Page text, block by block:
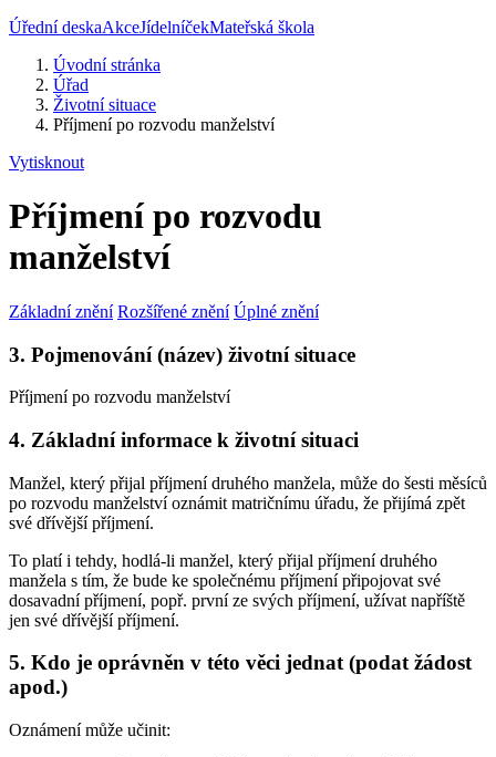
Úřední deskaAkceJídelníčekMateřská škola
Úvodní stránka
Úřad
Životní situace
Příjmení po rozvodu manželství
Vytisknout
Příjmení po rozvodu
manželství
Základní znění Rozšířené znění Úplné znění
3. Pojmenování (název) životní situace
Příjmení po rozvodu manželství
4. Základní informace k životní situaci
Manžel, který přijal příjmení druhého manžela, může do šesti měsíců
po rozvodu manželství oznámit matričnímu úřadu, že přijímá zpět
své dřívější příjmení.
To platí i tehdy, hodlá-li manžel, který přijal příjmení druhého
manžela s tím, že bude ke společnému příjmení připojovat své
dosavadní příjmení, popř. první ze svých příjmení, užívat napříště
jen své dřívější příjmení.
5. Kdo je oprávněn v této věci jednat (podat žádost
apod.)
Oznámení může učinit: